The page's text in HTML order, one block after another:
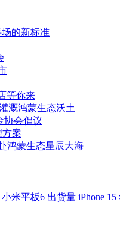
的新标准
等你来
溉鸿蒙生态沃土
协会倡议
方案
鸿蒙生态星辰大海
小米平板6 出货量 iPhone 15